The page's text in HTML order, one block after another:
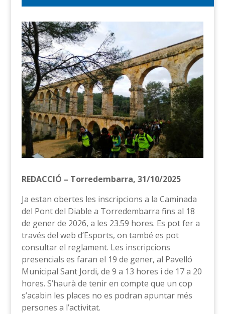
REDACCIÓ – Torredembarra, 31/10/2025
Ja estan obertes les inscripcions a la Caminada
del Pont del Diable a Torredembarra fins al 18
de gener de 2026, a les 23.59 hores. Es pot fer a
través del web d’Esports, on també es pot
consultar el reglament. Les inscripcions
presencials es faran el 19 de gener, al Pavelló
Municipal Sant Jordi, de 9 a 13 hores i de 17 a 20
hores. S’haurà de tenir en compte que un cop
s’acabin les places no es podran apuntar més
persones a l’activitat.